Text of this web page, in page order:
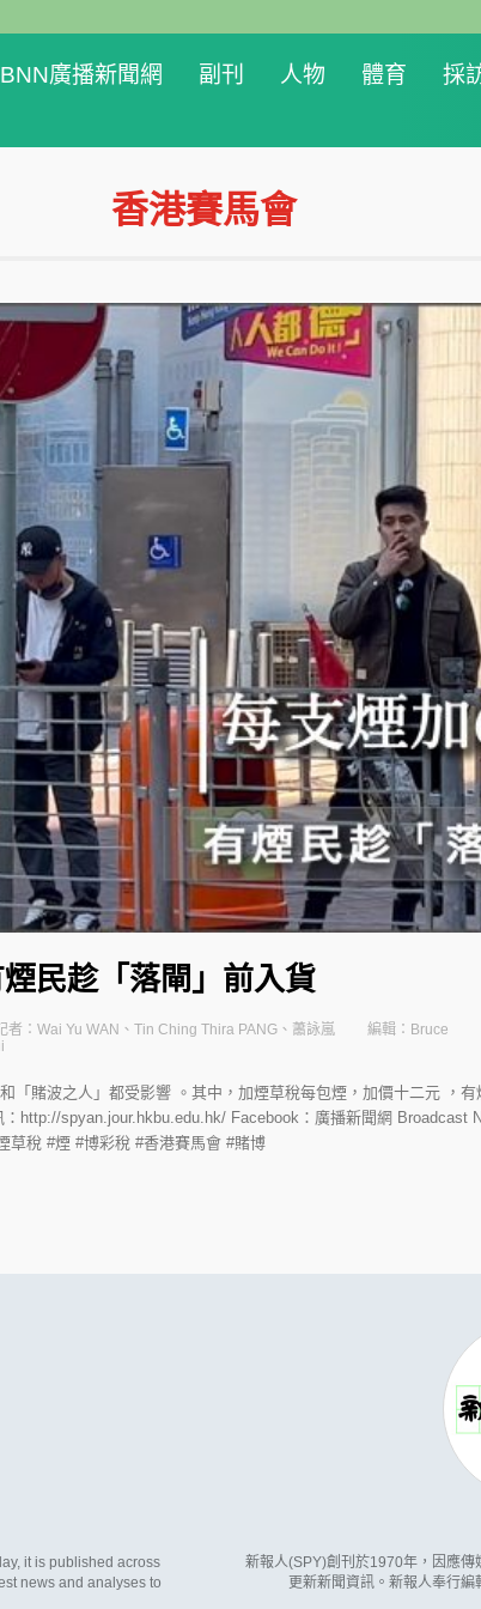
BNN廣播新聞網 副刊 人物 體育 採
香港賽馬會
民趁「落閘」前入貨
者：Wai Yu WAN、Tin Ching Thira PANG、蕭詠嵐
編輯：Bruce
「賭波之人」都受影響 。其中，加煙草稅每包煙，加價十二元 ，
http://spyan.jour.hkbu.edu.hk/ Facebook：廣播新聞網 Broadcast
草稅 #煙 #博彩稅 #香港賽馬會 #賭博
it is published across
news and analyses to
新報人(SPY)創刊於1970年，因應
更新新聞資訊。新報人奉行編